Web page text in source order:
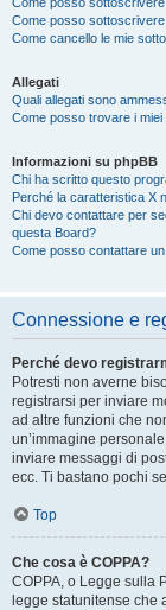
Come posso
Come cancello le mie
Allegati
Quali allegati sono
Come posso trovare i miei
Informazioni su phpBB
Chi ha scritto questo
Perché la caratteristica X
Chi devo contattare per
questa Board?
Come posso contattare
Connessione e
Perché devo
Potresti non averne
registrarsi per inviare
ad altre funzioni che
un’immagine
inviare messaggi di
ecc. Ti bastano pochi
Top
Che cosa è COPPA?
COPPA, o Legge sulla
legge statunitense che